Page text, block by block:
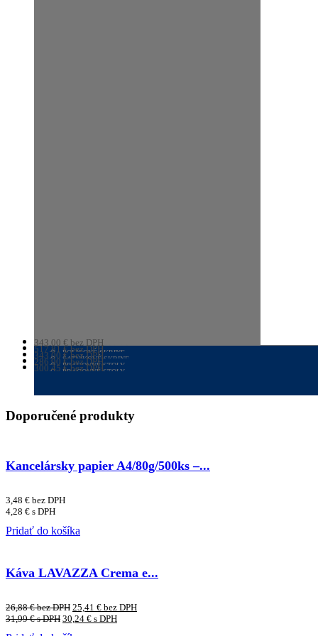
ŠATNÍKOVÉ SKRINE
343,00 € bez DPH
421,89€s DPH
POLICOVÉ SKRINE
517,81€bez DPH
636,91€s DPH
ŠATNÍKOVÉ SKRINE
343,00€bez DPH
421,89€s DPH
PRACOVNÉ STOLY
286,90€bez DPH
352,89€s DPH
PRACOVNÉ STOLY
300,45€bez DPH
Doporučené produkty
Kancelársky papier A4/80g/500ks –...
3,48 € bez DPH
4,28 € s DPH
Pridať do košíka
Káva LAVAZZA Crema e...
26,88€bez DPH 25,41 € bez DPH
31,99€s DPH 30,24 € s DPH